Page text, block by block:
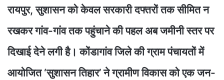
रायपुर, सुशासन को केवल सरकारी दफ्तरों तक सीमित न
रखकर गांव-गांव तक पहुंचाने की पहल अब जमीनी स्तर पर
दिखाई देने लगी है। कोंडागांव जिले की ग्राम पंचायतों में
आयोजित ‘सुशासन तिहार’ ने ग्रामीण विकास को एक जन-